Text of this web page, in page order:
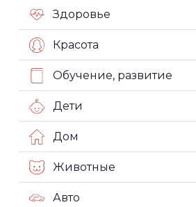
Здоровье
Красота
Обучение, развитие
Дети
Дом
Животные
Авто